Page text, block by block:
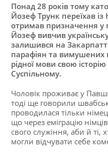
Понад 28 років тому
Йозеф Трунк переїхав
отримав призначення у
Йозеф вивчив
залишився на
парафіян та вимушених
рідної мови свою
Суспільному.
Чоловік проживає у
тоді ще говорили
проводилася тільки
що через еміграцію
свого служіння, аби й ті,
могли відчувати себе